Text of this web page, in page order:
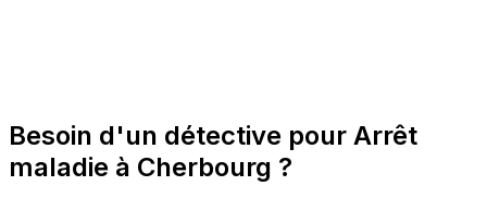
Besoin d'un détective pour Arrêt
maladie à Cherbourg ?